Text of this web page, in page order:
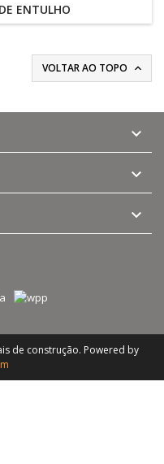
ENTULHO
VOLTAR AO TOPO 



de construção. Powered by